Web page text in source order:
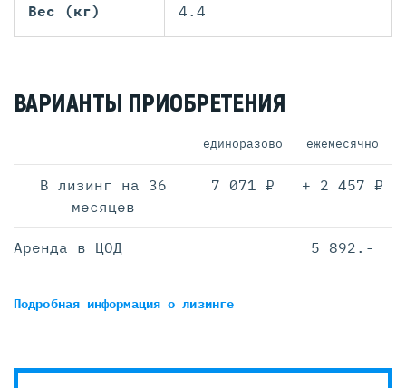
Вес (кг) 4.4
ВАРИАНТЫ ПРИОБРЕТЕНИЯ
единоразово ежемесячно
В лизинг на 36
месяцев
7 071 ₽ + 2 457 ₽
Аренда в ЦОД 5 892.-
Подробная информацияо лизинге